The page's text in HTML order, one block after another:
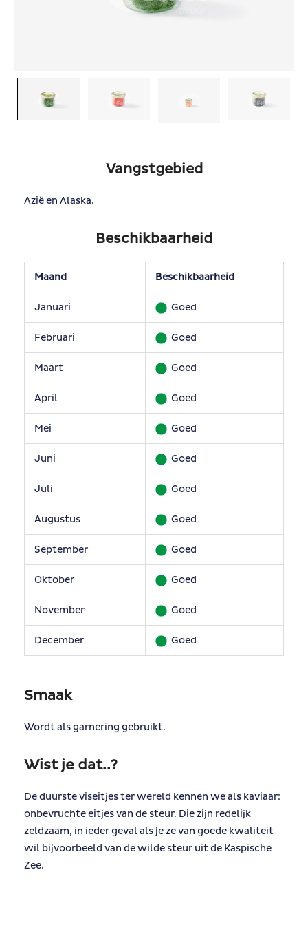
Vangstgebied
Azië en Alaska.
Beschikbaarheid
Maand Beschikbaarheid
Januari Goed
Februari Goed
Maart Goed
April Goed
Mei Goed
Juni Goed
Juli Goed
Augustus Goed
September Goed
Oktober Goed
November Goed
December Goed
Smaak
Wordt als garnering gebruikt.
Wist je dat..?
De duurste viseitjes ter wereld kennen we als kaviaar:
onbevruchte eitjes van de steur. Die zijn redelijk
zeldzaam, in ieder geval als je ze van goede kwaliteit
wil bijvoorbeeld van de wilde steur uit de Kaspische
Zee.